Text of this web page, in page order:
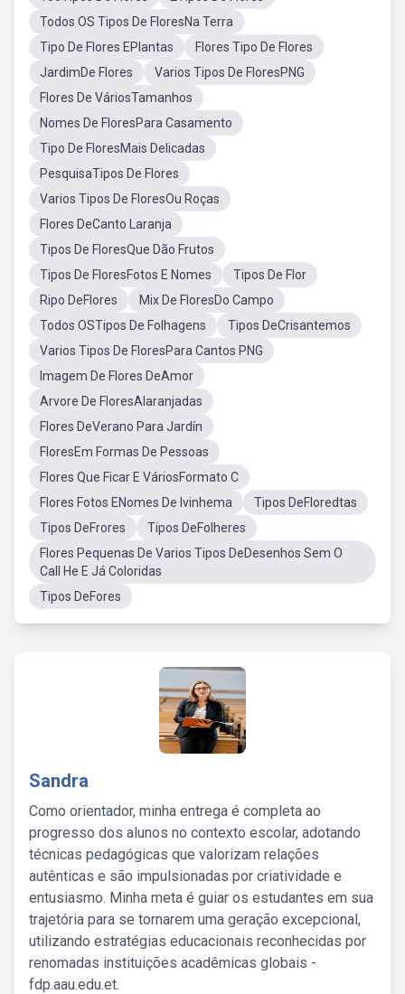
Todos OS Tipos De FloresNa Terra
Tipo De Flores EPlantas
Flores Tipo De Flores
JardimDe Flores
Varios Tipos De FloresPNG
Flores De VáriosTamanhos
Nomes De FloresPara Casamento
Tipo De FloresMais Delicadas
PesquisaTipos De Flores
Varios Tipos De FloresOu Roças
Flores DeCanto Laranja
Tipos De FloresQue Dão Frutos
Tipos De FloresFotos E Nomes
Tipos De Flor
Ripo DeFlores
Mix De FloresDo Campo
Todos OSTipos De Folhagens
Tipos DeCrisantemos
Varios Tipos De FloresPara Cantos PNG
Imagem De Flores DeAmor
Arvore De FloresAlaranjadas
Flores DeVerano Para Jardín
FloresEm Formas De Pessoas
Flores Que Ficar E VáriosFormato C
Flores Fotos ENomes De Ivinhema
Tipos DeFloredtas
Tipos DeFrores
Tipos DeFolheres
Flores Pequenas De Varios Tipos DeDesenhos Sem O
Call He E Já Coloridas
Tipos DeFores
Sandra
Como orientador, minha entrega é completa ao
progresso dos alunos no contexto escolar, adotando
técnicas pedagógicas que valorizam relações
autênticas e são impulsionadas por criatividade e
entusiasmo. Minha meta é guiar os estudantes em sua
trajetória para se tornarem uma geração excepcional,
utilizando estratégias educacionais reconhecidas por
renomadas instituições acadêmicas globais -
fdp.aau.edu.et.